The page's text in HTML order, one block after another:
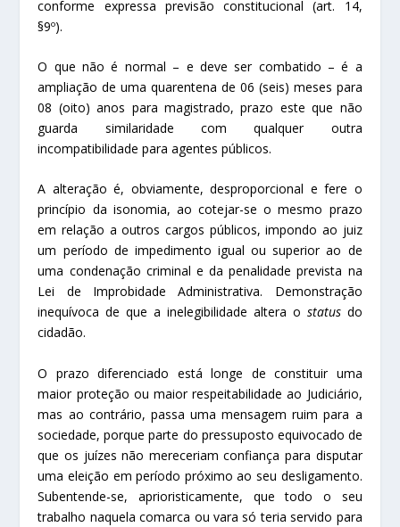
conforme expressa previsão constitucional (art. 14,
§9º).
O que não é normal – e deve ser combatido – é a
ampliação de uma quarentena de 06 (seis) meses para
08 (oito) anos para magistrado, prazo este que não
guarda similaridade com qualquer outra
incompatibilidade para agentes públicos.
A alteração é, obviamente, desproporcional e fere o
princípio da isonomia, ao cotejar-se o mesmo prazo
em relação a outros cargos públicos, impondo ao juiz
um período de impedimento igual ou superior ao de
uma condenação criminal e da penalidade prevista na
Lei de Improbidade Administrativa. Demonstração
inequívoca de que a inelegibilidade altera o statusdo
cidadão.
O prazo diferenciado está longe de constituir uma
maior proteção ou maior respeitabilidade ao Judiciário,
mas ao contrário, passa uma mensagem ruim para a
sociedade, porque parte do pressuposto equivocado de
que os juízes não mereceriam confiança para disputar
uma eleição em período próximo ao seu desligamento.
Subentende-se, aprioristicamente, que todo o seu
trabalho naquela comarca ou vara só teria servido para